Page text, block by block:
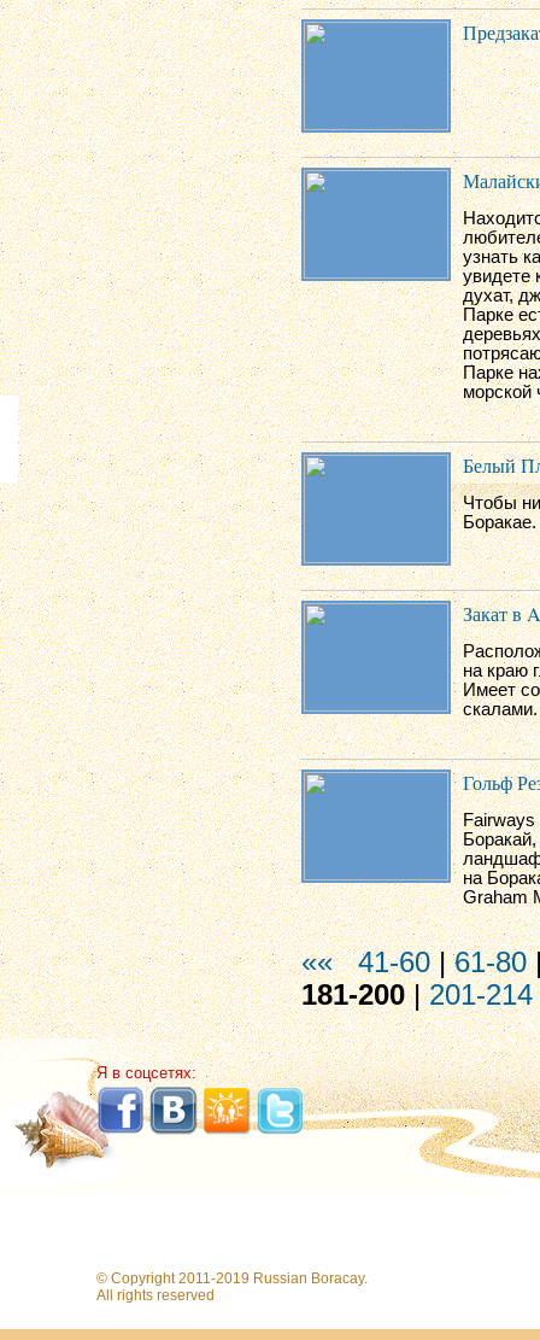
узнать
увидете
духат,
Парке
Парке
морской
Белый
Чтобы
Боракае.
Закат в
на краю
Имеет
скалами.
Гольф
Fairways
на
Graham
«« 41-60|61-80
181-200|201-214
Я в соцсетях:
© Copyright 2011-2019 Russian Boracay.
All rights reserved